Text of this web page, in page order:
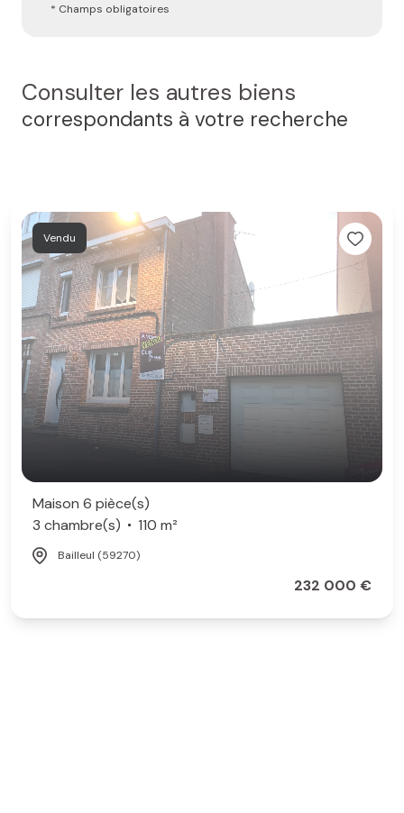
* Champs obligatoires
Consulter les autres biens
correspondants à votre recherche
Vendu
Maison 6 pièce(s)
3 chambre(s)
110 m²
Bailleul (59270)
232 000 €